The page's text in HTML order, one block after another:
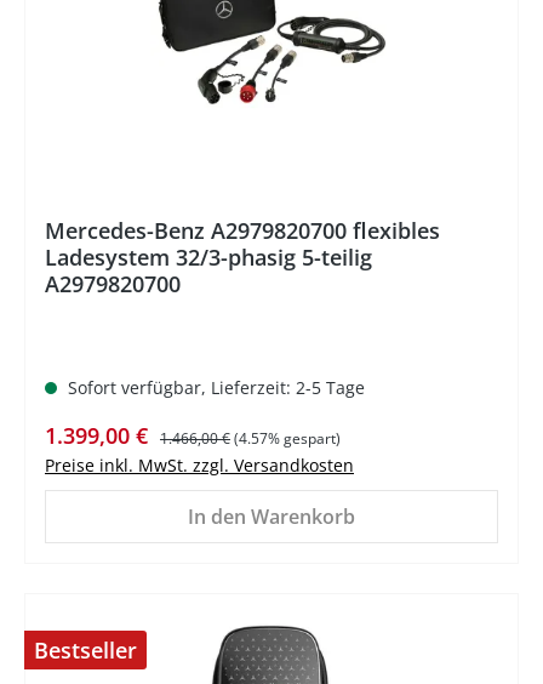
Mercedes-Benz A2979820700 flexibles
Ladesystem 32/3-phasig 5-teilig
A2979820700
Sofort verfügbar, Lieferzeit: 2-5 Tage
Verkaufspreis:
1.399,00 € Regulärer Preis:
1.466,00 €(4.57% gespart)
Preise inkl. MwSt. zzgl. Versandkosten
In den Warenkorb
Bestseller